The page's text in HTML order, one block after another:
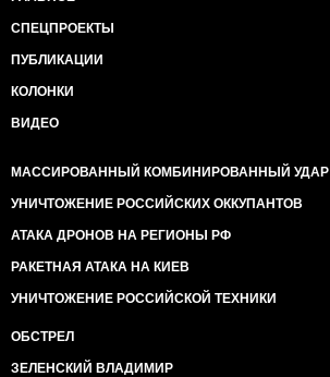
СПЕЦПРОЕКТЫ
ПУБЛИКАЦИИ
КОЛОНКИ
ВИДЕО
МАССИРОВАННЫЙ КОМБИНИРОВАННЫЙ УДАР
УНИЧТОЖЕНИЕ РОССИЙСКИХ ОККУПАНТОВ
АТАКА ДРОНОВ НА РЕГИОНЫ РФ
РАКЕТНАЯ АТАКА НА КИЕВ
УНИЧТОЖЕНИЕ РОССИЙСКОЙ ТЕХНИКИ
ОБСТРЕЛ
ЗЕЛЕНСКИЙ ВЛАДИМИР